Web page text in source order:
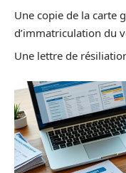
Une copie de la carte
d’immatriculation du
Une lettre de